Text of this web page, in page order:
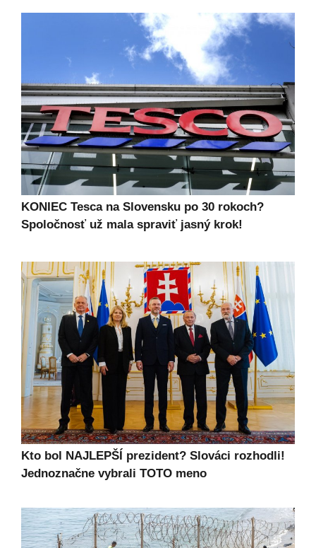
KONIEC Tesca na Slovensku po 30 rokoch?
Spoločnosť už mala spraviť jasný krok!
Kto bol NAJLEPŠÍ prezident? Slováci rozhodli!
Jednoznačne vybrali TOTO meno